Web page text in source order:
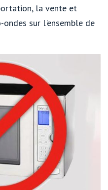
la vente et
sur l'ensemble de